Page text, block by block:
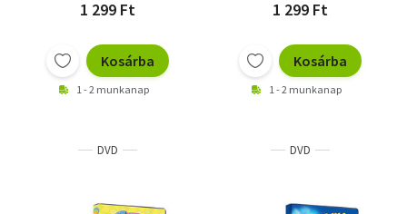
1 299 Ft
Kosárba
1 - 2 munkanap
1 299 Ft
Kosárba
1 - 2 munkanap
DVD DVD